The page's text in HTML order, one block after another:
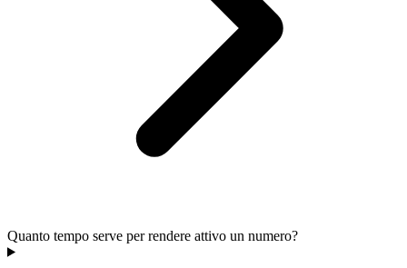
Quanto tempo serve per rendere attivo un numero?